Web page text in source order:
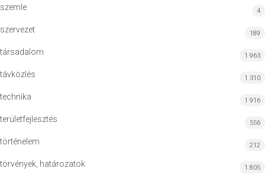
szemle 4
szervezet 189
társadalom 1 963
távközlés 1 310
technika 1 916
területfejlesztés 556
történelem 212
törvények, határozatok 1 805